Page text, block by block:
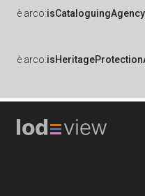
è arco:
è arco: